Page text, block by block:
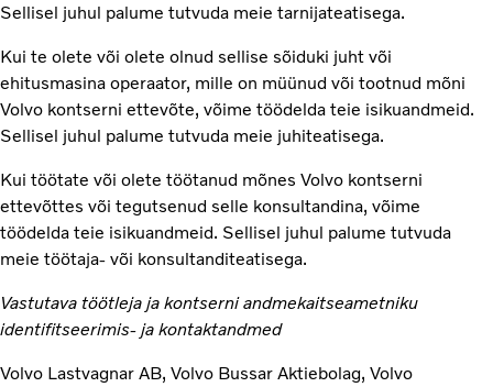
Sellisel juhul palume tutvuda meie tarnijateatisega.
Kui te olete või olete olnud sellise sõiduki juht või
ehitusmasina operaator, mille on müünud või tootnud mõni
Volvo kontserni ettevõte, võime töödelda teie isikuandmeid.
Sellisel juhul palume tutvuda meie juhiteatisega.
Kui töötate või olete töötanud mõnes Volvo kontserni
ettevõttes või tegutsenud selle konsultandina, võime
töödelda teie isikuandmeid. Sellisel juhul palume tutvuda
meie töötaja- või konsultanditeatisega.
Vastutava töötleja ja kontserni andmekaitseametniku
identifitseerimis- ja kontaktandmed
Volvo Lastvagnar AB, Volvo Bussar Aktiebolag, Volvo